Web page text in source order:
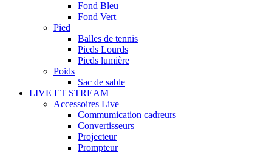
Fond Bleu
Fond Vert
Pied
Balles de tennis
Pieds Lourds
Pieds lumière
Poids
Sac de sable
LIVE ET STREAM
Accessoires Live
Commumication cadreurs
Convertisseurs
Projecteur
Prompteur